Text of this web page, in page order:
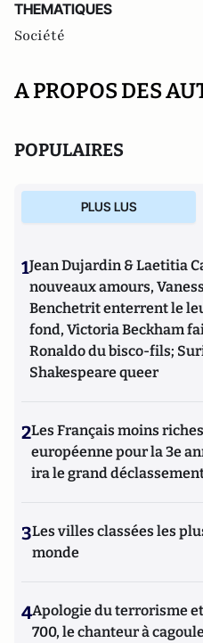
THEMATIQUES
Société
A PROPOS DES
POPULAIRES
PLUS LUS
1Jean Dujardin & Laetitia
nouveaux amours,
Benchetrit enterrent le
fond, Victoria Beckham
Ronaldo du bisco-fils;
Shakespeare queer
2Les Français moins
européenne pour la 3e
ira le grand
3Les villes classées les
monde
4Apologie du terrorisme
700, le chanteur à